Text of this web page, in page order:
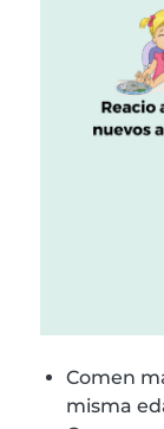
Comen
misma